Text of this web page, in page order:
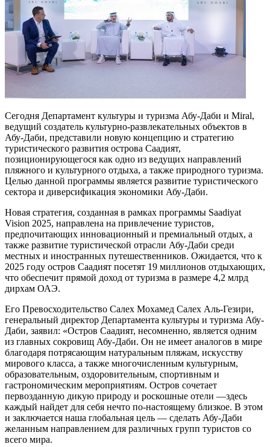
Сегодня Департамент культуры и туризма Абу-Даби и Miral,
ведущий создатель культурно-развлекательных объектов в
Абу-Даби, представили новую концепцию и стратегию
туристического развития острова Саадият,
позиционирующегося как одно из ведущих направлений
пляжного и культурного отдыха, а также природного туризма.
Целью данной программы является развитие туристического
сектора и диверсификация экономики Абу-Даби.
Новая стратегия, созданная в рамках программы Saadiyat
Vision 2025, направлена на привлечение туристов,
предпочитающих инновационный и премиальный отдых, а
также развитие туристической отрасли Абу-Даби среди
местных и иностранных путешественников. Ожидается, что к
2025 году остров Саадият посетят 19 миллионов отдыхающих,
что обеспечит прямой доход от туризма в размере 4,2 млрд
дирхам ОАЭ.
Его Превосходительство Салех Мохамед Салех Аль-Гезири,
генеральный директор Департамента культуры и туризма Абу-
Даби, заявил: «Остров Саадият, несомненно, является одним
из главных сокровищ Абу-Даби. Он не имеет аналогов в мире
благодаря потрясающим натуральным пляжам, искусству
мирового класса, а также многочисленным культурным,
образовательным, оздоровительным, спортивным и
гастрономическим мероприятиям. Остров сочетает
первозданную дикую природу и роскошные отели —здесь
каждый найдет для себя нечто по-настоящему близкое. В этом
и заключается наша глобальная цель — сделать Абу-Даби
желанным направлением для различных групп туристов со
всего мира.